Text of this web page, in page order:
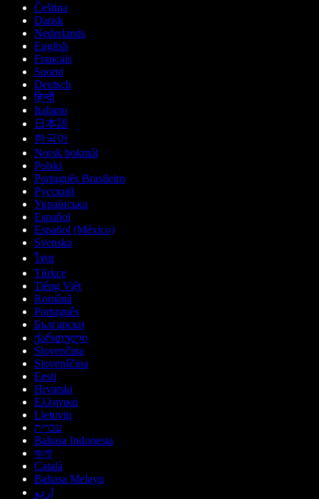
Čeština
Dansk
Nederlands
English
Français
Suomi
Deutsch
हिन्दी
Italiano
日本語
한국어
Norsk bokmål
Polski
Português Brasileiro
Русский
Українська
Español
Español (México)
Svenska
ไทย
Türkçe
Tiếng Việt
Română
Português
Български
ქართული
Slovenčina
Slovenščina
Eesti
Hrvatski
Ελληνικά
Lietuvių
עברית
Bahasa Indonesia
বাংলা
Català
Bahasa Melayu
اردو